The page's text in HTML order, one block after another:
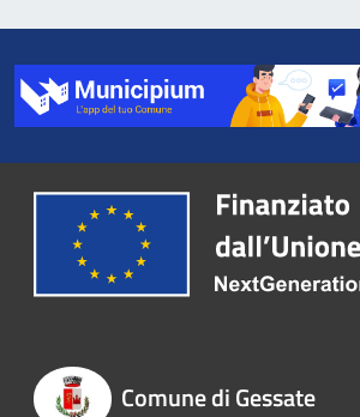
Comune di Gessate